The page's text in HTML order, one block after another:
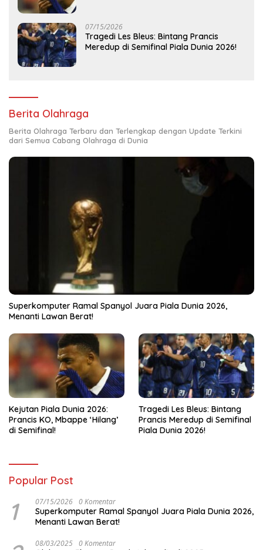
07/15/2026
Tragedi Les Bleus: Bintang Prancis
Meredup di Semifinal Piala Dunia 2026!
Berita Olahraga
Berita Olahraga Terbaru dan Terlengkap dengan Update Terkini
dari Semua Cabang Olahraga di Dunia
Superkomputer Ramal Spanyol Juara Piala Dunia 2026,
Menanti Lawan Berat!
Kejutan Piala Dunia 2026:
Prancis KO, Mbappe ‘Hilang’
di Semifinal!
Tragedi Les Bleus: Bintang
Prancis Meredup di Semifinal
Piala Dunia 2026!
Popular Post
1 07/15/2026 0 Komentar
Superkomputer Ramal Spanyol Juara Piala Dunia 2026,
Menanti Lawan Berat!
08/03/2025 0 Komentar